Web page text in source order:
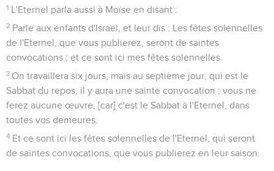
1 L'Eternel parla aussi à Moïse en disant :
2 Parle aux enfants d'Israël, et leur dis : Les fêtes solennelles
de l'Eternel, que vous publierez, seront de saintes
convocations ; et ce sont ici mes fêtes solennelles.
3 On travaillera six jours, mais au septième jour, qui est le
Sabbat du repos, il y aura une sainte convocation ; vous ne
ferez aucune œuvre, [car] c'est le Sabbat à l'Eternel, dans
toutes vos demeures.
4 Et ce sont ici les fêtes solennelles de l'Eternel, qui seront
de saintes convocations, que vous publierez en leur saison.